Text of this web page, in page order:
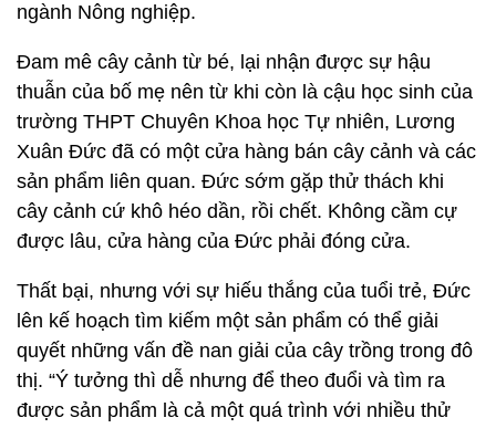
ngành Nông nghiệp.
Đam mê cây cảnh từ bé, lại nhận được sự hậu
thuẫn của bố mẹ nên từ khi còn là cậu học sinh của
trường THPT Chuyên Khoa học Tự nhiên, Lương
Xuân Đức đã có một cửa hàng bán cây cảnh và các
sản phẩm liên quan. Đức sớm gặp thử thách khi
cây cảnh cứ khô héo dần, rồi chết. Không cầm cự
được lâu, cửa hàng của Đức phải đóng cửa.
Thất bại, nhưng với sự hiếu thắng của tuổi trẻ, Đức
lên kế hoạch tìm kiếm một sản phẩm có thể giải
quyết những vấn đề nan giải của cây trồng trong đô
thị. “Ý tưởng thì dễ nhưng để theo đuổi và tìm ra
được sản phẩm là cả một quá trình với nhiều thử